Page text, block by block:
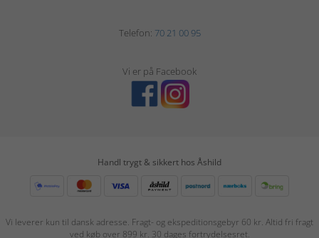
Telefon: 70 21 00 95
Vi er på Facebook
Handl trygt & sikkert hos Åshild
Vi leverer kun til dansk adresse. Fragt- og ekspeditionsgebyr 60 kr. Altid fri fragt
ved køb over 899 kr. 30 dages fortrydelsesret.